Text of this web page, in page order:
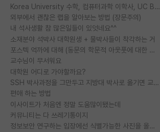
Korea University 수학, 컴퓨터과학 이학사, UC Berkeley 산업공학 대학원 공학박사가 되는 것은 쉽지 않겠죠?
외부에서 괜찮은 랩을 알아보는 방법 (장문주의)
내 석사생활 참 많은일들이 있엇네요^^
소재분야 석박사 대학원생 + 물박사들이 착각하는 거
포스텍 억까에 대해 (동문의 학문적 아웃풋에 대한 반박)
교수님이 무서워요
대학원 어디로 가야할까요?
SSH 박사과정을 그만두고 지방대 박사로 옮기면 교수의 꿈은 끝일까요?
편애 하는 방법
이사이트가 처음엔 정말 도움많이됐는데
커뮤니티는 다 쓰레기통이지
정보보안 연구하는 입장에선 식별가능한 사진을 올리는건 비추이긴함